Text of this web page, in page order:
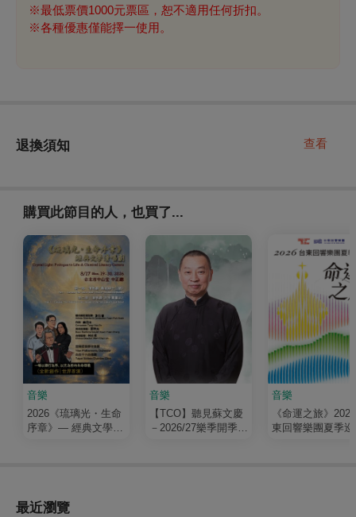
※最低票價1000元票區，恕不適用任何折扣。
※各種優惠僅能擇一使用。
退換須知 查看
購買此節目的人，也買了...
音樂
2026《琉璃光・生命
序章》— 經典文學清
音樂
【TCO】聽見蘇文慶
－2026/27樂季開季音
音樂
《命運之旅》
東回響樂團夏季巡
最近瀏覽